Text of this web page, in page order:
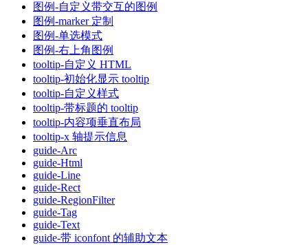
图例-自定义带交互的图例
图例-marker 定制
图例-单选模式
图例-右上角图例
tooltip-自定义 HTML
tooltip-初始化显示 tooltip
tooltip-自定义样式
tooltip-带标题的 tooltip
tooltip-内容项垂直布局
tooltip-x 轴提示信息
guide-Arc
guide-Html
guide-Line
guide-Rect
guide-RegionFilter
guide-Tag
guide-Text
guide-带 iconfont 的辅助文本